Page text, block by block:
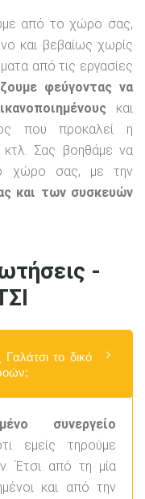
από το χώρο σας,
και βεβαίως χωρίς
από τις εργασίες
φεύγοντας να
και
που προκαλεί η
κτλ. Σας βοηθάμε να
χώρο σας, με την
και των συσκευών
-
Γαλάτσι το δικό
συνεργείο
εμείς τηρούμε
Έτσι από τη μία
και από την